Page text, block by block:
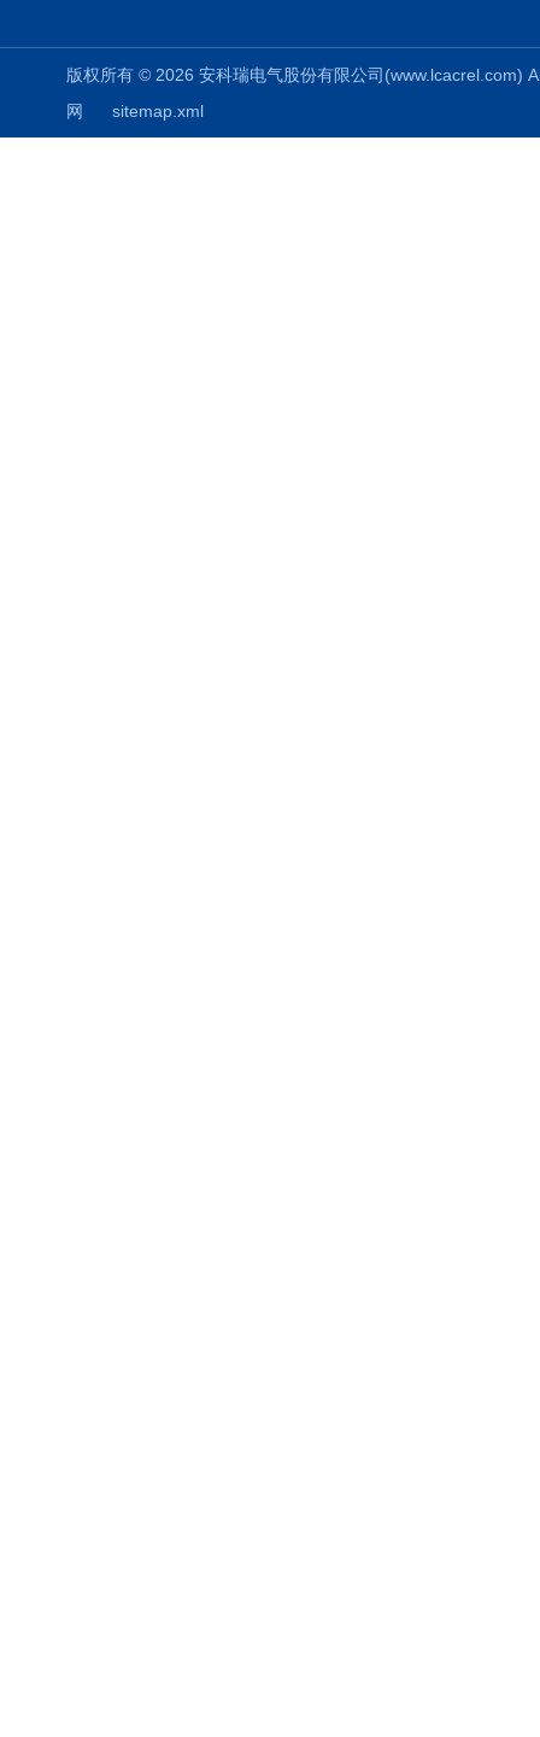
版权所有 © 2026 安科瑞电气股份有限公司
网
sitemap.xml